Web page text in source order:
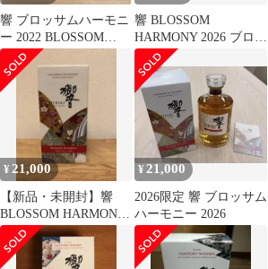
響 ブロッサムハーモニ
ー 2022 BLOSSOM
HARMONY サントリー
響 BLOSSOM
HARMONY 2026 ブロッ
サム ハーモニー サント
リー
¥ 21,000
【新品・未開封】響
BLOSSOM HARMONY
ブロッサムハーモニー
2026
¥ 21,000
2026限定 響 ブロッサム
ハーモニー 2026